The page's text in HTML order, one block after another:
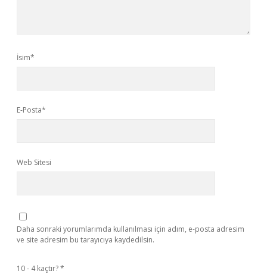
İsim*
E-Posta*
Web Sitesi
Daha sonraki yorumlarımda kullanılması için adım, e-posta adresim
ve site adresim bu tarayıcıya kaydedilsin.
10 - 4 kaçtır?*